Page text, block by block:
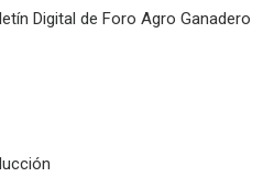
Digital de Foro Agro Ganadero